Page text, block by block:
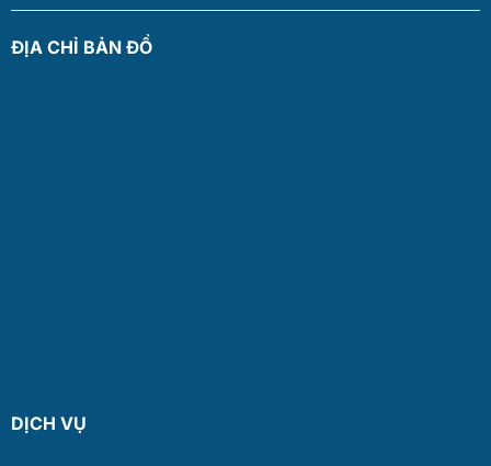
ĐỊA CHỈ BẢN ĐỒ
DỊCH VỤ